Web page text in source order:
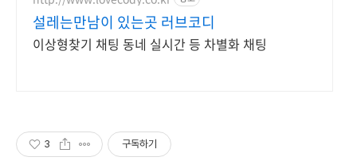
설레는만남이 있는곳 러브코디
이상형찾기 채팅 동네 실시간 등 차별화 채팅
3 구독하기